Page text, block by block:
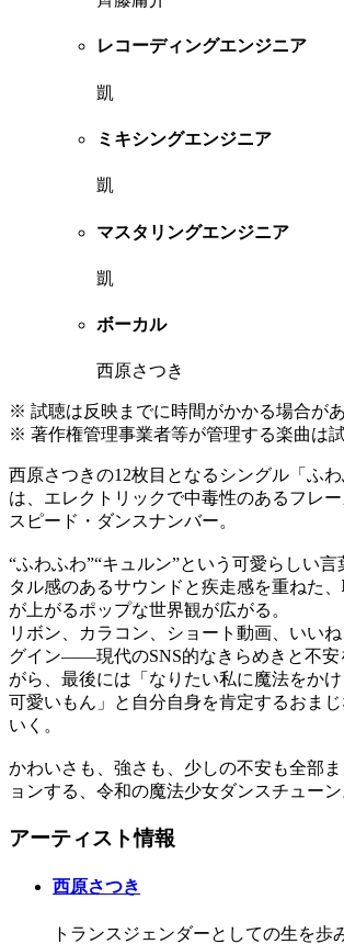
レコーディングエンジニア
凱
ミキシングエンジニア
凱
マスタリングエンジニア
凱
ボーカル
西原さつき
※ 試聴は反映までに時間がかかる場合があ
※ 著作権管理事業者等が管理する楽曲は試
西原さつきの12枚目となるシングル「ふわ
は、エレクトリックで中毒性のあるフレ
スピード・ダンスナンバー。
“ふわふわ”“キュルン”という可愛らしい
タル感のあるサウンドと疾走感を重ねた
が上がるポップな世界観が広がる。
リボン、カラコン、ショート動画、いい
グイン——現代のSNS的なきらめきと不安
がら、最後には「なりたい私に魔法をか
可愛いもん」と自分自身を肯定するおま
いく。
かわいさも、強さも、少しの不安も全部
ョンする、令和の魔法少女ダンスチューン
アーティスト情報
西原さつき
トランスジェンダーとしての生を歩